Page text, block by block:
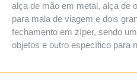
alça de mão em metal, alça de
para mala de viagem e dois
fechamento em zíper, sendo
objetos e outro específico para